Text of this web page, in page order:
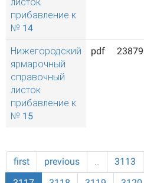
прибавление к
№ 14
Нижегородский
ярмарочный
справочный
листок
прибавление к
№ 15
pdf 23879
first previous … 3113